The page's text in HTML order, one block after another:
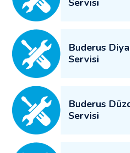
Buderus
Servisi
Buderus
Servisi